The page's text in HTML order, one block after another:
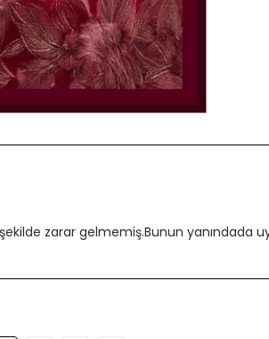
zarar gelmemiş.Bunun